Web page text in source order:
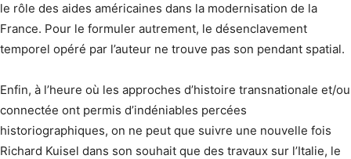
le rôle des aides américaines dans la modernisation de la
France. Pour le formuler autrement, le désenclavement
temporel opéré par l’auteur ne trouve pas son pendant spatial.
Enfin, à l’heure où les approches d’histoire transnationale et/ou
connectée ont permis d’indéniables percées
historiographiques, on ne peut que suivre une nouvelle fois
Richard Kuisel dans son souhait que des travaux sur l’Italie, le